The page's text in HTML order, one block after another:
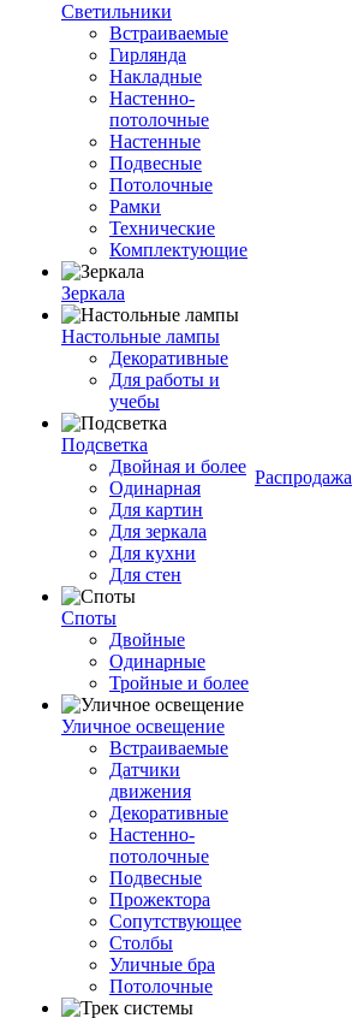
Светильники
Встраиваемые
Гирлянда
Накладные
Настенно-
потолочные
Настенные
Подвесные
Потолочные
Рамки
Технические
Комплектующие
Зеркала
Настольные лампы
Декоративные
Для работы и
учебы
Подсветка
Двойная и более
Одинарная
Для картин
Для зеркала
Для кухни
Для стен
Споты
Двойные
Одинарные
Тройные и более
Уличное освещение
Встраиваемые
Датчики
движения
Декоративные
Настенно-
потолочные
Подвесные
Прожектора
Сопутствующее
Столбы
Уличные бра
Потолочные
Распродажа